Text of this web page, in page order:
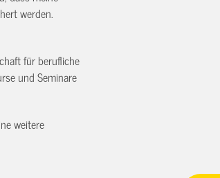
werden.
für berufliche
und Seminare
weitere